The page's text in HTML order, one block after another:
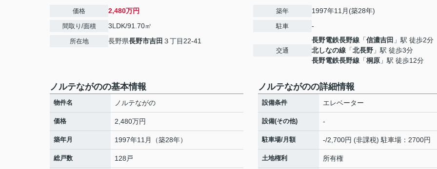
価格 2,480万円
間取り/面積 3LDK/91.70㎡
所在地 長野県長野市吉田 ３丁目22-41
築年 1997年11月(築28年)
駐車 -
交通
長野電鉄長野線 「信濃吉田 」駅 徒歩2分
北しなの線 「北長野 」駅 徒歩3分
長野電鉄長野線 「桐原 」駅 徒歩12分
ノルテながのの基本情報
物件名 ノルテながの
価格 2,480万円
築年月 1997年11月（築28年）
総戸数 128戸
ノルテながのの詳細情報
設備条件 エレベーター
設備(その他) -
駐車場/月額 -/2,700円 (非課税) 駐車場：2700円
土地権利 所有権